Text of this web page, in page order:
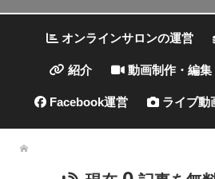
オンラインサロンの運営
紹介 動画制作・編集
Facebook運営 ライブ動